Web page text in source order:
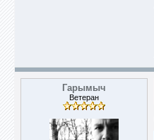
Гарымыч
Ветеран